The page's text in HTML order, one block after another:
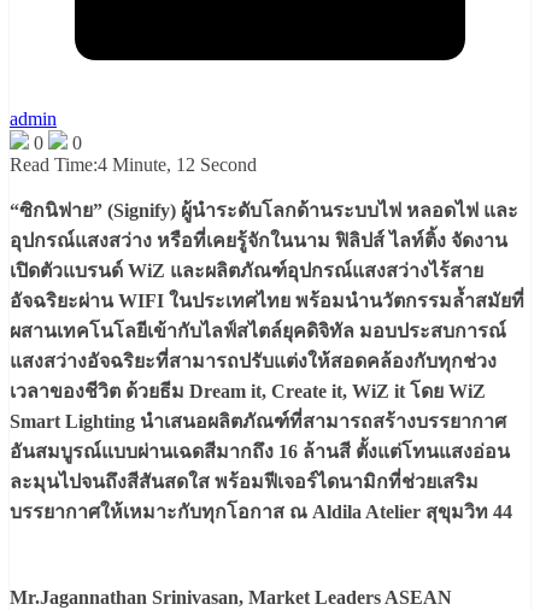
admin
0
0
Read Time:4 Minute, 12 Second
“ซิกนิฟาย” (Signify) ผู้นำระดับโลกด้านระบบไฟ หลอดไฟ และ
อุปกรณ์แสงสว่าง หรือที่เคยรู้จักในนาม ฟิลิปส์ ไลท์ติ้ง จัดงาน
เปิดตัวแบรนด์ WiZ และผลิตภัณฑ์อุปกรณ์แสงสว่างไร้สาย
อัจฉริยะผ่าน WIFI ในประเทศไทย พร้อมนำนวัตกรรมล้ำสมัยที่
ผสานเทคโนโลยีเข้ากับไลฟ์สไตล์ยุคดิจิทัล มอบประสบการณ์
แสงสว่างอัจฉริยะที่สามารถปรับแต่งให้สอดคล้องกับทุกช่วง
เวลาของชีวิต ด้วยธีม Dream it, Create it, WiZ it โดย WiZ
Smart Lighting นำเสนอผลิตภัณฑ์ที่สามารถสร้างบรรยากาศ
อันสมบูรณ์แบบผ่านเฉดสีมากถึง 16 ล้านสี ตั้งแต่โทนแสงอ่อน
ละมุนไปจนถึงสีสันสดใส พร้อมฟีเจอร์ไดนามิกที่ช่วยเสริม
บรรยากาศให้เหมาะกับทุกโอกาส ณ Aldila Atelier สุขุมวิท 44
Mr.Jagannathan Srinivasan, Market Leaders ASEAN